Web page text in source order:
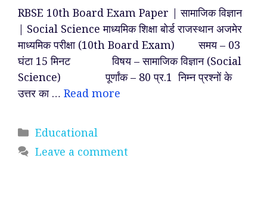
RBSE 10th Board Exam Paper | सामाजिक विज्ञान
| Social Science माध्यमिक शिक्षा बोर्ड राजस्थान अजमेर
माध्यमिक परीक्षा (10th Board Exam) समय – 03
घंटा 15 मिनट विषय – सामाजिक विज्ञान (Social
Science) पूर्णांक – 80 प्र.1 निम्न प्रश्नों के
उत्तर का … Read more
Categories
Educational
Leave a comment